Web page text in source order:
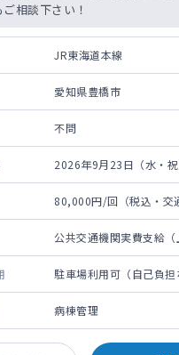
相談下さい！
JR東海道本線
愛知県豊橋市
不問
2026年9月23日（水・
80,000円/回（税込・交
公共交通機関実費支給（
駐車場利用可（自己負担
病棟管理